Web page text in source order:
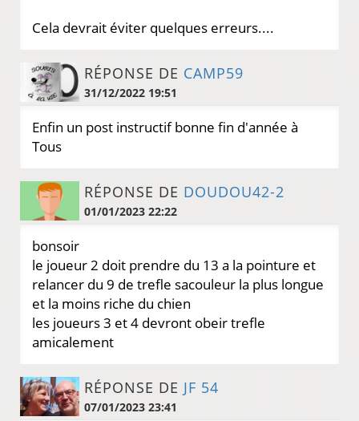
Cela devrait éviter quelques erreurs....
RÉPONSE DE CAMP59
31/12/2022 19:51
Enfin un post instructif bonne fin d'année à
Tous
RÉPONSE DE DOUDOU42-2
01/01/2023 22:22
bonsoir
le joueur 2 doit prendre du 13 a la pointure et
relancer du 9 de trefle sacouleur la plus longue
et la moins riche du chien
les joueurs 3 et 4 devront obeir trefle
amicalement
RÉPONSE DE JF 54
07/01/2023 23:41